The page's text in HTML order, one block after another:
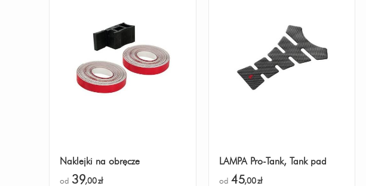
Naklejki na obręcze
od 39,00zł
LAMPA Pro-Tank, Tank pad
od 45,00zł